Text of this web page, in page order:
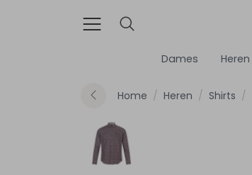
Dames Heren
Home Heren Shirts